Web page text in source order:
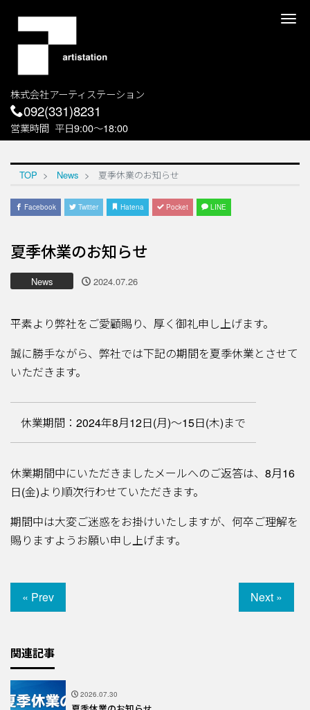
株式会社アーティステーション
092(331)8231
営業時間 平日9:00～18:00
TOP News 夏季休業のお知らせ
Facebook Twitter Hatena Pocket LINE
夏季休業のお知らせ
News 2024.07.26
平素より弊社をご愛顧賜り、厚く御礼申し上げます。
誠に勝手ながら、弊社では下記の期間を夏季休業とさせて
いただきます。
休業期間：2024年8月12日(月)～15日(木)まで
休業期間中にいただきましたメールへのご返答は、8月16
日(金)より順次行わせていただきます。
期間中は大変ご迷惑をお掛けいたしますが、何卒ご理解を
賜りますようお願い申し上げます。
« Prev Next »
関連記事
2026.07.30